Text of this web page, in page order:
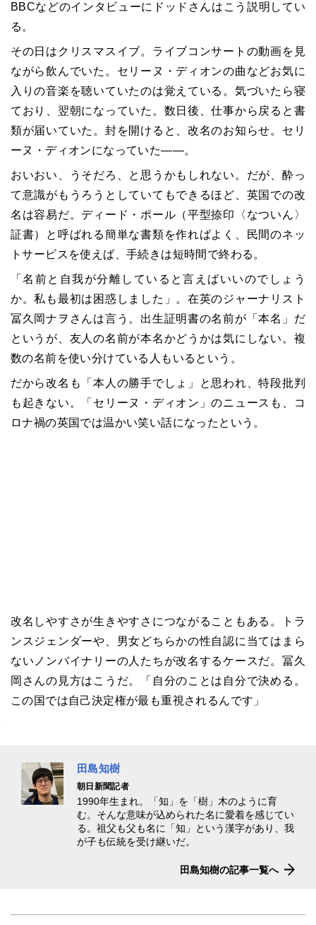
BBCなどのインタビューにドッドさんはこう説明してい
る。
その日はクリスマスイブ。ライブコンサートの動画を見
ながら飲んでいた。セリーヌ・ディオンの曲などお気に
入りの音楽を聴いていたのは覚えている。気づいたら寝
ており、翌朝になっていた。数日後、仕事から戻ると書
類が届いていた。封を開けると、改名のお知らせ。セリ
ーヌ・ディオンになっていた――。
おいおい、うそだろ、と思うかもしれない。だが、酔っ
て意識がもうろうとしていてもできるほど、英国での改
名は容易だ。ディード・ポール（平型捺印〈なついん〉
証書）と呼ばれる簡単な書類を作ればよく、民間のネッ
トサービスを使えば、手続きは短時間で終わる。
「名前と自我が分離していると言えばいいのでしょう
か。私も最初は困惑しました」。在英のジャーナリスト
冨久岡ナヲさんは言う。出生証明書の名前が「本名」だ
というが、友人の名前が本名かどうかは気にしない。複
数の名前を使い分けている人もいるという。
だから改名も「本人の勝手でしょ」と思われ、特段批判
も起きない。「セリーヌ・ディオン」のニュースも、コ
ロナ禍の英国では温かい笑い話になったという。
改名しやすさが生きやすさにつながることもある。トラ
ンスジェンダーや、男女どちらかの性自認に当てはまら
ないノンバイナリーの人たちが改名するケースだ。冨久
岡さんの見方はこうだ。「自分のことは自分で決める。
この国では自己決定権が最も重視されるんです」
田島知樹
朝日新聞記者
1990年生まれ。「知」を「樹」木のように育
む。そんな意味が込められた名に愛着を感じてい
る。祖父も父も名に「知」という漢字があり、我
が子も伝統を受け継いだ。
田島知樹の記事一覧へ